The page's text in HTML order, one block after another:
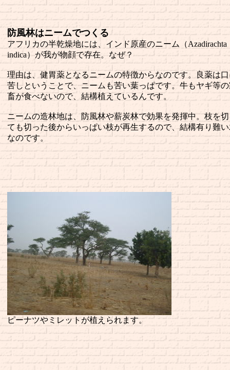
防風林はニームでつくる
アフリカの半乾燥地には、インド原産のニーム（Azadirachta
indica）が我が物顔で存在。なぜ？
理由は、健胃薬となるニームの特徴からなのです。良薬は
苦しということで、ニームも苦い葉っぱです。牛もヤギ等
畜が食べないので、結構植えているんです。
ニームの造林地は、防風林や薪炭林で効果を発揮中。枝を
ても切った後からいっぱい枝が再生するので、結構有り難
なのです。
ピーナツやミレットが植えられます。